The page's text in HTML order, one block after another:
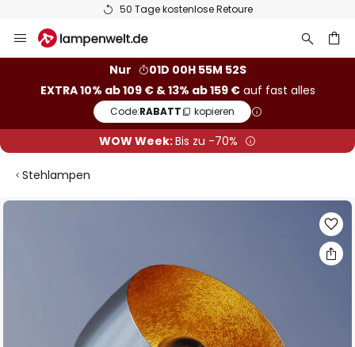
50 Tage kostenlose Retoure
Inhalt
Nur
01D 00H 55M 51S
EXTRA 10% ab 109 € & 13% ab 159 €auf fast alles
Code:RABATT kopieren
WOW Week:Bis zu -70%
Stehlampen
Zum